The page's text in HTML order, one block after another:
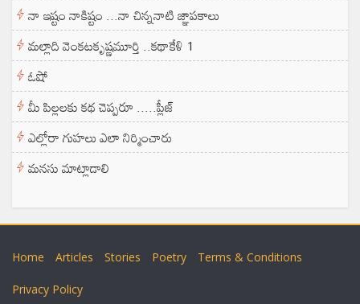
నా ఇష్టం నాకిష్టం ...నా చిన్ననాటి జ్ఞాపకాలు
మల్లాది వెంకటకృష్ణమూర్తి ..కథాకేళి 1
ఓషో
మీ పిల్లలకు కథ చెప్పరూ .....ప్లీజ్
ఎల్లోరా గుహలు ఎలా నిర్మించారు
మనసు మాట్లాడాలి
Home Articles Stories Poetry Terms & Conditions
Privacy Policy